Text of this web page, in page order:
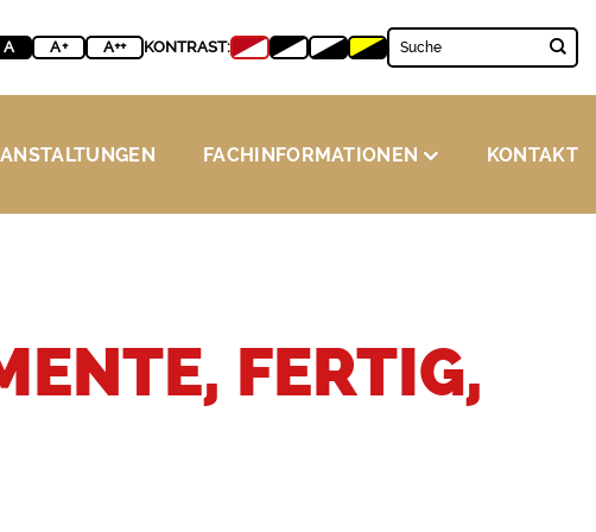
A A+ A++ KONTRAST:
FACHINFORMATIONEN KONTAKT
FERTIG,